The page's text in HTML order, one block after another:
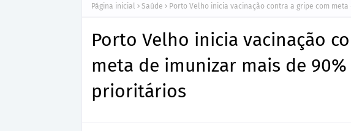
Página inicial Saúde Porto Velho inicia vacinação contra a gripe com
Porto Velho inicia vacinação
meta de imunizar mais de
prioritários